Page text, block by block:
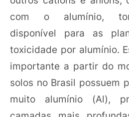
com o alumínio,
disponível para as
toxicidade por alumínio.
importante a partir do
solos no Brasil possuem
muito alumínio (Al),